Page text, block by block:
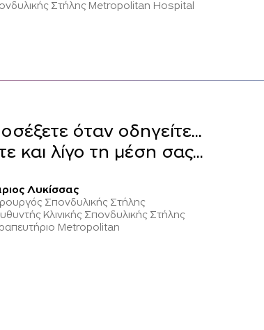
Στήλης Metropolitan Hospital
όταν οδηγείτε...
και λίγο τη μέση σας...
Λυκίσσας
Σπονδυλικής Στήλης
Κλινικής Σπονδυλικής Στήλης
Metropolitan